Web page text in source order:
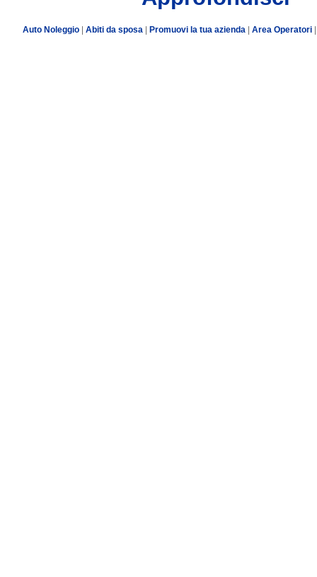
Auto Noleggio| Abiti da sposa| Promuovi la tua azienda Area Operatori